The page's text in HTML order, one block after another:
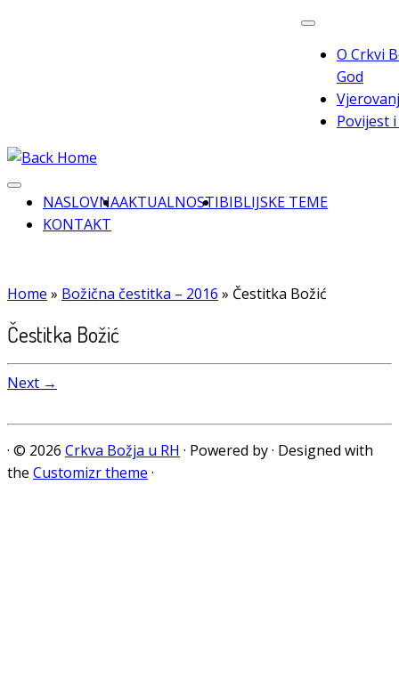
O Crkvi
God
Povijest
NASLOVNAAKTUALNOSTIBIBLIJSKE TEME
KONTAKT
Home » Božična čestitka – 2016 » Čestitka Božić
Čestitka Božić
Next →
· © 2026 Crkva Božja u RH · Powered by· Designed with
the Customizr theme ·